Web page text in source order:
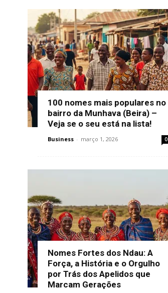
100 nomes mais populares no
bairro da Munhava (Beira) –
Veja se o seu está na lista!
Business - março 1, 2026 0
Nomes Fortes dos Ndau: A
Força, a História e o Orgulho
por Trás dos Apelidos que
Marcam Gerações